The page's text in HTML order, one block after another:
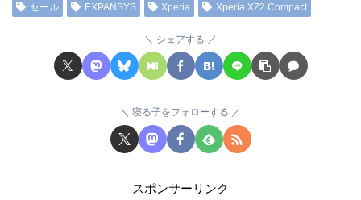
セール EXPANSYS Xperia Xperia XZ2 Compact
シェアする
寝る子をフォローする
スポンサーリンク